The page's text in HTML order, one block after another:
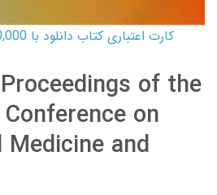
of the
on
and